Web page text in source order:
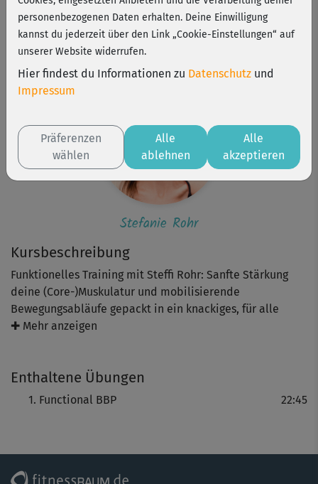
Kursbeschreibung
Funktionelles Training mit Steffi Rohr: Sanfte Stärkung
deine (Core-)Muskulatur und mobilisierende
Bewegungsabläufe gepackt in ein knackiges, für alle
Level zugängliches Functional Workout, das sich perfekt –
✚ Mehr anzeigen
Enthaltene Übungen
Functional BBP 22:45
113 kcal
Stefanie Rohr
Stefanie Rohr
personenbezogenen Daten erhalten. Deine Einwilligung
kannst du jederzeit über den Link „Cookie-Einstellungen“ auf
unserer Website widerrufen.
Hier findest du Informationen zu Datenschutz und
Impressum
Präferenzen
wählen
Alle
ablehnen
Alle
akzeptieren